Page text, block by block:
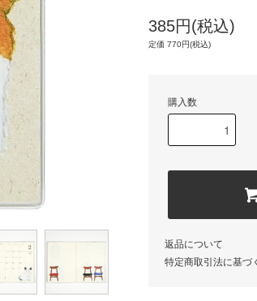
385円(税込)
定価 770円(税込)
購入数
返品について
特定商取引法に基づ